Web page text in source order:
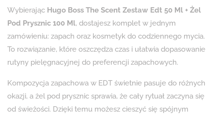
Wybierając Hugo Boss The Scent Zestaw Edt 50 Ml + Żel
Pod Prysznic 100 Ml, dostajesz komplet w jednym
zamówieniu: zapach oraz kosmetyk do codziennego mycia.
To rozwiązanie, które oszczędza czas i ułatwia dopasowanie
rutyny pielęgnacyjnej do preferencji zapachowych.
Kompozycja zapachowa w EDT świetnie pasuje do różnych
okazji, a żel pod prysznic sprawia, że cały rytuał zaczyna się
od świeżości. Dzięki temu możesz cieszyć się spójnym